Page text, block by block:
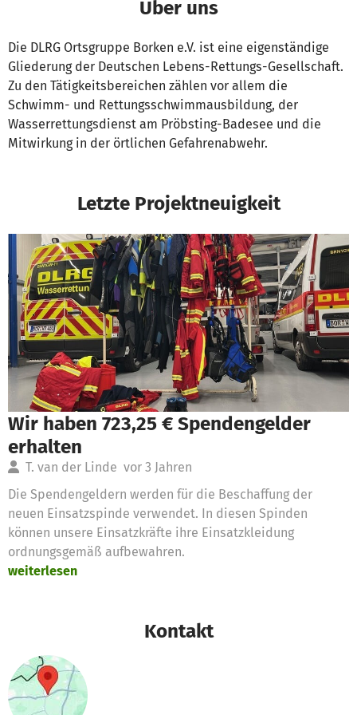
Über uns
Die DLRG Ortsgruppe Borken e.V. ist eine eigenständige
Gliederung der Deutschen Lebens-Rettungs-Gesellschaft.
Zu den Tätigkeitsbereichen zählen vor allem die
Schwimm- und Rettungsschwimmausbildung, der
Wasserrettungsdienst am Pröbsting-Badesee und die
Mitwirkung in der örtlichen Gefahrenabwehr.
Letzte Projektneuigkeit
Wir haben 723,25 € Spendengelder
erhalten
T. van der Linde vor 3 Jahren
Die Spendengeldern werden für die Beschaffung der
neuen Einsatzspinde verwendet. In diesen Spinden
können unsere Einsatzkräfte ihre Einsatzkleidung
ordnungsgemäß aufbewahren.
weiterlesen
Kontakt